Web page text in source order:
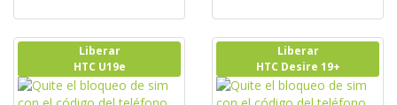
Liberar
HTC U19e
Liberar
HTC Desire 19+